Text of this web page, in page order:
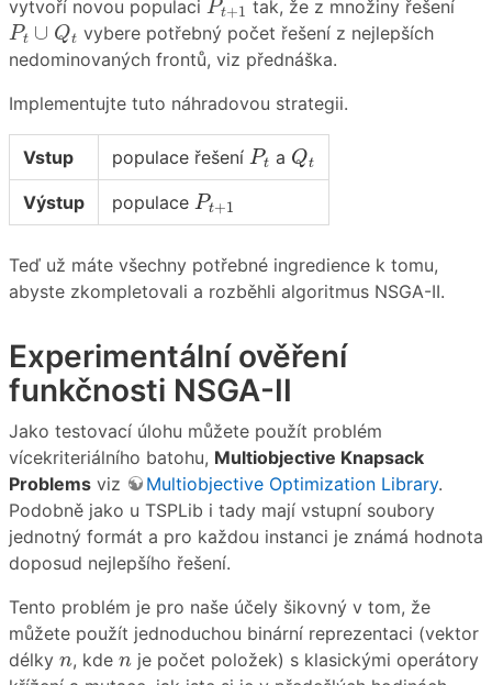
vytvoří novou populaci Pt+1 tak, že z množiny řešení
Pt ∪ Qt
Pt ∪ Qt vybere potřebný počet řešení z nejlepších
nedominovaných frontů, viz přednáška.
Implementujte tuto náhradovou strategii.
Vstup populace řešení Pt
Pt a Qt
Qt
Výstup populace Pt+1
Pt
Teď už máte všechny potřebné ingredience k tomu,
abyste zkompletovali a rozběhli algoritmus NSGA-II.
Experimentální ověření
funkčnosti NSGA-II
Jako testovací úlohu můžete použít problém
vícekriteriálního batohu, Multiobjective Knapsack
Problems viz Multiobjective Optimization Library.
Podobně jako u TSPLib i tady mají vstupní soubory
jednotný formát a pro každou instanci je známá hodnota
doposud nejlepšího řešení.
Tento problém je pro naše účely šikovný v tom, že
můžete použít jednoduchou binární reprezentaci (vektor
délky n
n, kde n
n je počet položek) s klasickými operátory